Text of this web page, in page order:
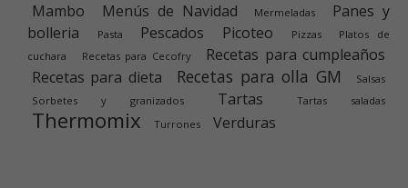
Mambo Menús de Navidad Mermeladas
Panes y
bolleria
Pasta Pescados Picoteo Pizzas
Platos de
cuchara
Recetas para Cecofry
Recetas para cumpleaños
Recetas para dieta
Recetas para olla GM
Salsas
Sorbetes y granizados
Tartas Tartas saladas
Thermomix Turrones Verduras